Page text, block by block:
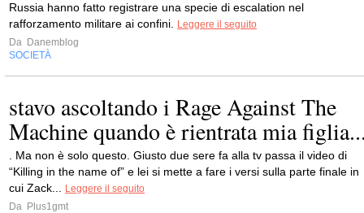
Russia hanno fatto registrare una specie di escalation nel
rafforzamento militare ai confini.
Leggere il seguito
Da Danemblog
SOCIETÀ
stavo ascoltando i Rage Against The
Machine quando è rientrata mia
. Ma non è solo questo. Giusto due sere fa alla tv passa il video di
“Killing in the name of” e lei si mette a fare i versi sulla parte finale in
cui Zack...
Leggere il seguito
Da Plus1gmt